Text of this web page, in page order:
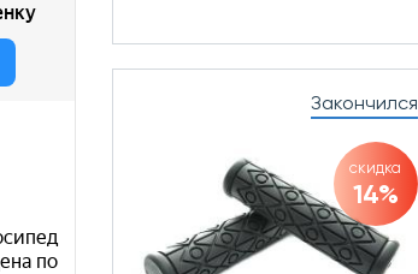
Закончился
скидка
14%